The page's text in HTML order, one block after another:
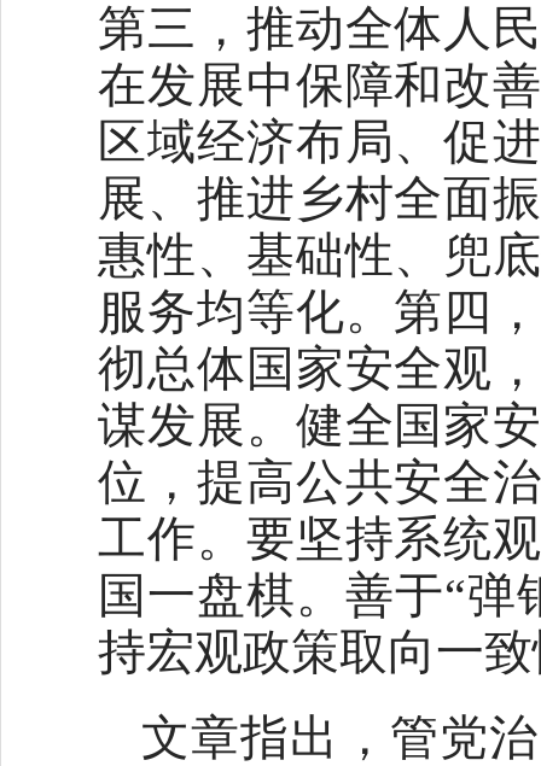
第三，推动全体人
在发展中保障和改
区域经济布局、促
展、推进乡村全面
惠性、基础性、兜
服务均等化。第四
彻总体国家安全观
谋发展。健全国家
位，提高公共安全
工作。要坚持系统
国一盘棋。善于“
持宏观政策取向一
文章指出，管党